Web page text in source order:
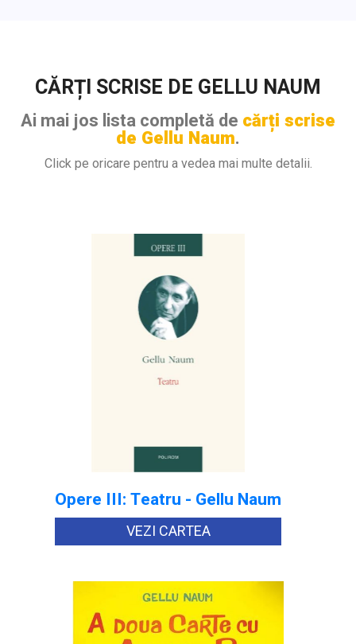
CĂRȚI SCRISE DE GELLU NAUM
Ai mai jos lista completă de cărți scrise
de Gellu Naum.
Click pe oricare pentru a vedea mai multe detalii.
Opere III: Teatru - Gellu Naum
VEZI CARTEA